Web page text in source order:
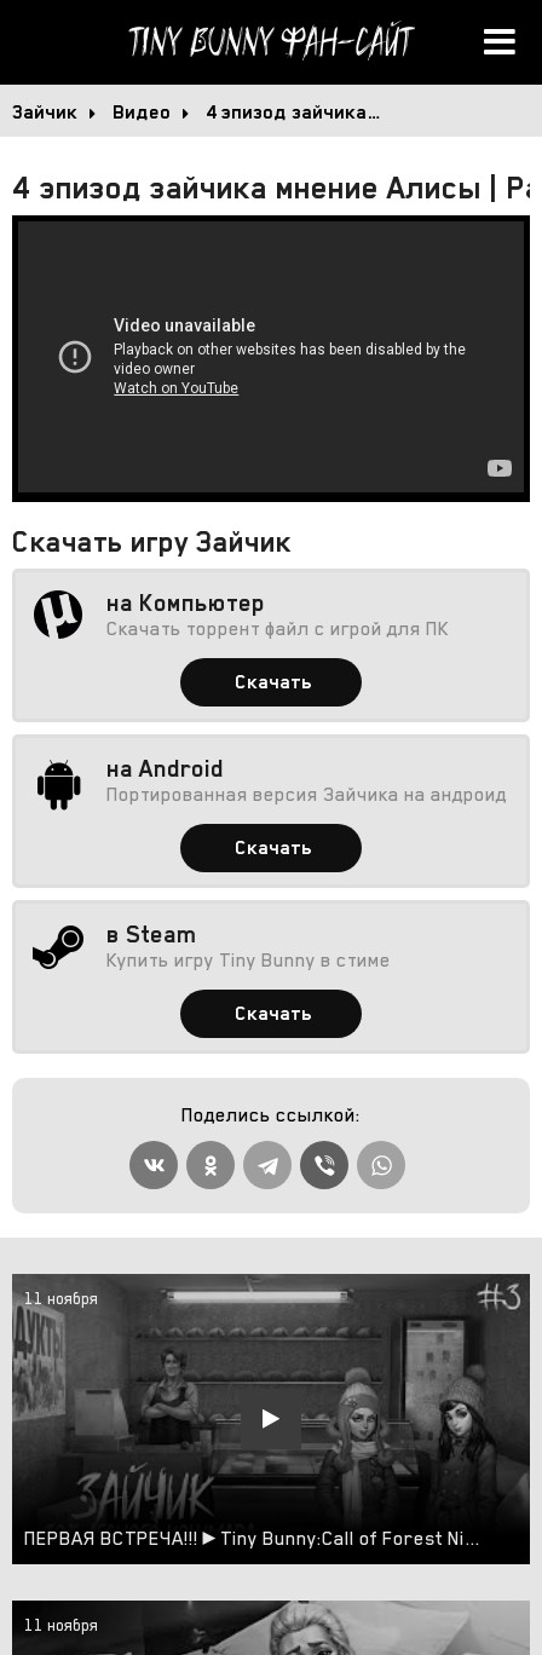
Tiny BunnyФан-сайт
Зайчик Видео 4 эпизод зайчика…
4 эпизод зайчика мнение Алисы |
Скачать игру Зайчик
на Компьютер
Скачать торрент файл с игрой для ПК
Скачать
на Android
Портированная версия Зайчика на андроид
Скачать
в Steam
Купить игру Tiny Bunny в стиме
Скачать
Поделись ссылкой:
11 ноября
ПЕРВАЯ ВСТРЕЧА!!!►Tiny Bunny:Call of Forest Nightmare (Зайчик:Зов Лесного Кошмара)#3
11 ноября